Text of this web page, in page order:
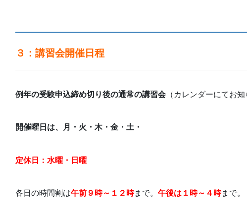
３：講習会開催日程
例年の受験申込締め切り後の通常の講習会 （カレンダーにてお知
開催曜日は、月・火・木・金・土・
定休日：水曜・日曜
各日の時間割は午前９時～１２時まで。 午後は１時～４時まで